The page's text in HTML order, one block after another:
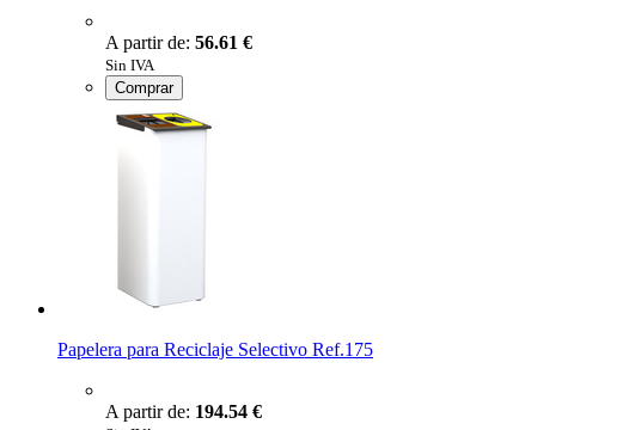
A partir de: 56.61 €
Sin IVA
Comprar
Papelera para Reciclaje Selectivo Ref.175
A partir de: 194.54 €